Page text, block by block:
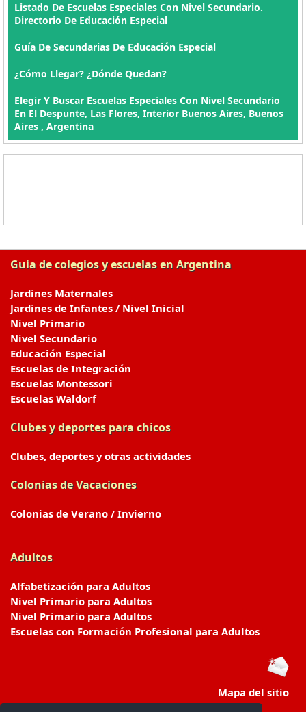
Listado De Escuelas Especiales Con Nivel Secundario.
Directorio De Educación Especial
Guía De Secundarias De Educación Especial
¿Cómo Llegar? ¿Dónde Quedan?
Elegir Y Buscar Escuelas Especiales Con Nivel Secundario
En El Despunte, Las Flores, Interior Buenos Aires, Buenos
Aires , Argentina
Guia de colegios y escuelas en Argentina
Jardines Maternales
Jardines de Infantes / Nivel Inicial
Nivel Primario
Nivel Secundario
Educación Especial
Escuelas de Integración
Escuelas Montessori
Escuelas Waldorf
Clubes y deportes para chicos
Clubes, deportes y otras actividades
Colonias de Vacaciones
Colonias de Verano / Invierno
Adultos
Alfabetización para Adultos
Nivel Primario para Adultos
Nivel Primario para Adultos
Escuelas con Formación Profesional para Adultos
Mapa del sitio